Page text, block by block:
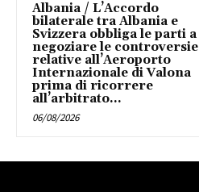
Albania / L’Accordo
bilaterale tra Albania e
Svizzera obbliga le parti a
negoziare le controversie
relative all’Aeroporto
Internazionale di Valona
prima di ricorrere
all’arbitrato...
06/08/2026